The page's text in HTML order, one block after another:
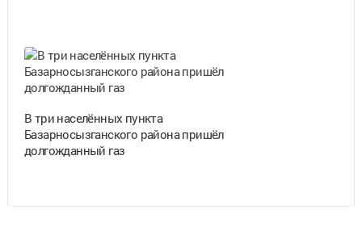
В три населённых пункта
Базарносызганского района пришёл
долгожданный газ